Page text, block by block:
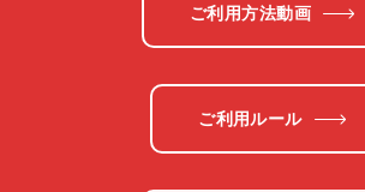
ご利用方法動画
ご利用ルール